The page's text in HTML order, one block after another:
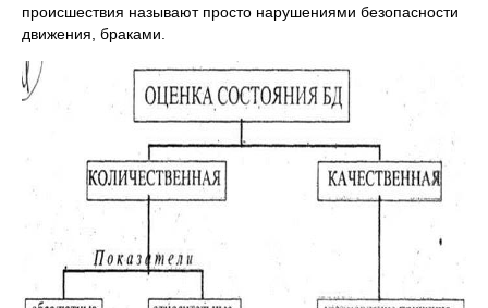
происшествия называют просто нарушениями безопасности
движения, браками.